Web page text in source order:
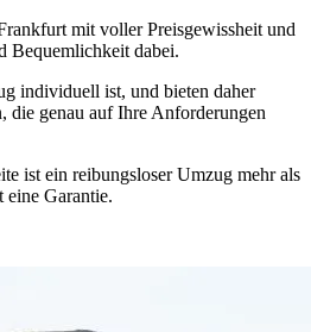
mit voller Preisgewissheit und
Bequemlichkeit dabei.
individuell ist, und bieten daher
die genau auf Ihre Anforderungen
ist ein reibungsloser Umzug mehr als
eine Garantie.